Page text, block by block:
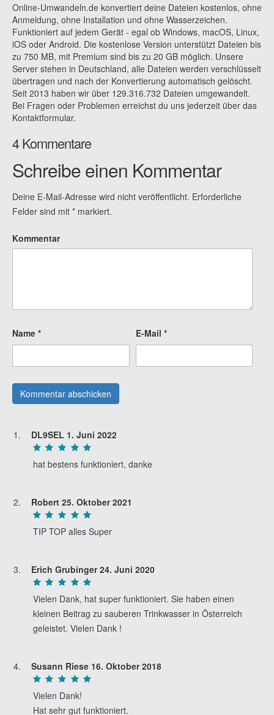
Online-Umwandeln.de konvertiert deine Dateien kostenlos, ohne
Anmeldung, ohne Installation und ohne Wasserzeichen.
Funktioniert auf jedem Gerät - egal ob Windows, macOS, Linux,
iOS oder Android. Die kostenlose Version unterstützt Dateien bis
zu 750 MB, mit Premium sind bis zu 20 GB möglich. Unsere
Server stehen in Deutschland, alle Dateien werden verschlüsselt
übertragen und nach der Konvertierung automatisch gelöscht.
Seit 2013 haben wir über 129.316.732 Dateien umgewandelt.
Bei Fragen oder Problemen erreichst du uns jederzeit über das
Kontaktformular.
4 Kommentare
Schreibe einen Kommentar
Deine E-Mail-Adresse wird nicht veröffentlicht. Erforderliche
Felder sind mit * markiert.
Kommentar
Name * E-Mail *
DL9SEL 1. Juni 2022
hat bestens funktioniert, danke
Robert 25. Oktober 2021
TIP TOP alles Super
Erich Grubinger24. Juni 2020
Vielen Dank, hat super funktioniert. Sie haben einen
kleinen Beitrag zu sauberen Trinkwasser in Österreich
geleistet. Vielen Dank !
Susann Riese 16. Oktober 2018
Vielen Dank!
Hat sehr gut funktioniert.